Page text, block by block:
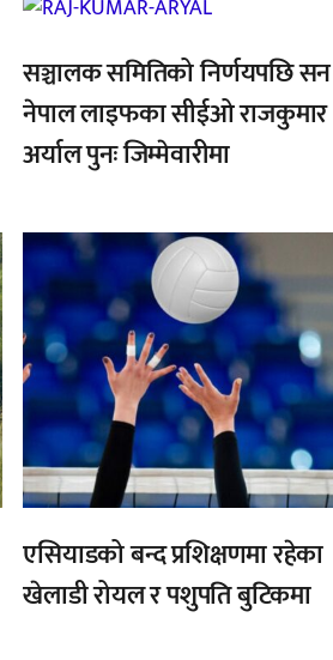
,
सञ्चालक समितिको निर्णयपछि सन
नेपाल लाइफका सीईओ राजकुमार
अर्याल पुनः जिम्मेवारीमा
,
एसियाडको बन्द प्रशिक्षणमा रहेका
खेलाडी रोयल र पशुपति बुटिकमा